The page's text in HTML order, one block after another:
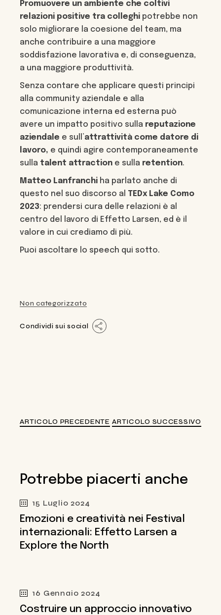
Promuovere un ambiente che coltivi
relazioni positive tra colleghi potrebbe non
solo migliorare la coesione del team, ma
anche contribuire a una maggiore
soddisfazione lavorativa e, di conseguenza,
a una maggiore produttività.
Senza contare che applicare questi principi
alla community aziendale e alla
comunicazione interna ed esterna può
avere un impatto positivo sulla reputazione
aziendale e sull’attrattività come datore di
lavoro, e quindi agire contemporaneamente
sulla talent attraction e sulla retention.
Matteo Lanfranchi ha parlato anche di
questo nel suo discorso al TEDx Lake Como
2023: prendersi cura delle relazioni è al
centro del lavoro di Effetto Larsen, ed è il
valore in cui crediamo di più.
Puoi ascoltare lo speech qui sotto.
Non categorizzato
Condividi sui social
ARTICOLO PRECEDENTE ARTICOLO SUCCESSIVO
Potrebbe piacerti anche
15 Luglio 2024
Emozioni e creatività nei Festival
internazionali: Effetto Larsen a
Explore the North
16 Gennaio 2024
Costruire un approccio innovativo